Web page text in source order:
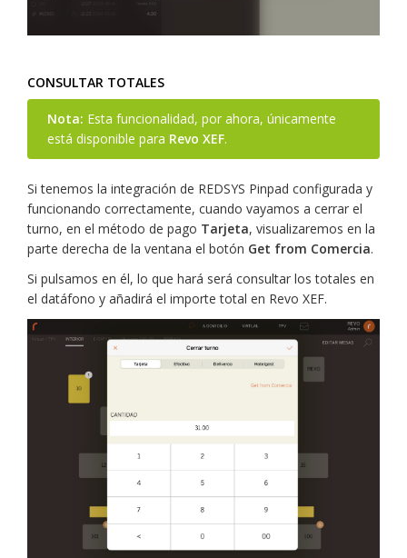
CONSULTAR TOTALES
Nota: Esta funcionalidad, por ahora, únicamente
está disponible para Revo XEF.
Si tenemos la integración de REDSYS Pinpad configurada y
funcionando correctamente, cuando vayamos a cerrar el
turno, en el método de pago Tarjeta, visualizaremos en la
parte derecha de la ventana el botón Get from Comercia.
Si pulsamos en él, lo que hará será consultar los totales en
el datáfono y añadirá el importe total en Revo XEF.